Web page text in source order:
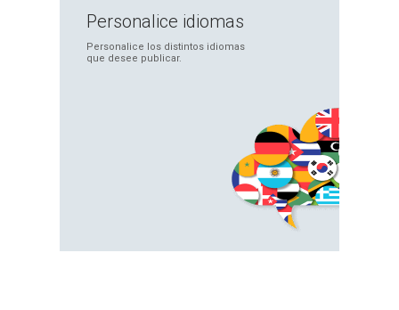
Personalice idiomas
Personalice los distintos idiomas
que desee publicar.